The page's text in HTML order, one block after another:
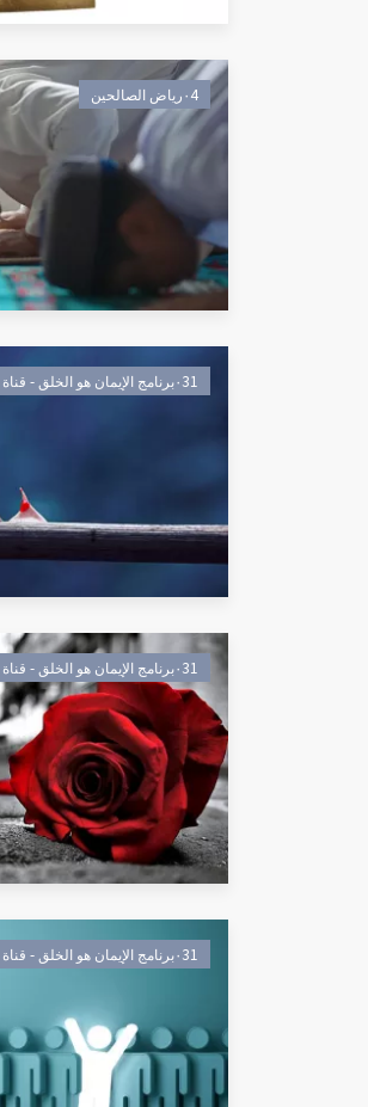
٠4رياض الصالحين
٠31برنامج الإيمان هو الخلق - قناة سوريا الفضائية
٠31برنامج الإيمان هو الخلق - قناة سوريا الفضائية
٠31برنامج الإيمان هو الخلق - قناة سوريا الفضائية